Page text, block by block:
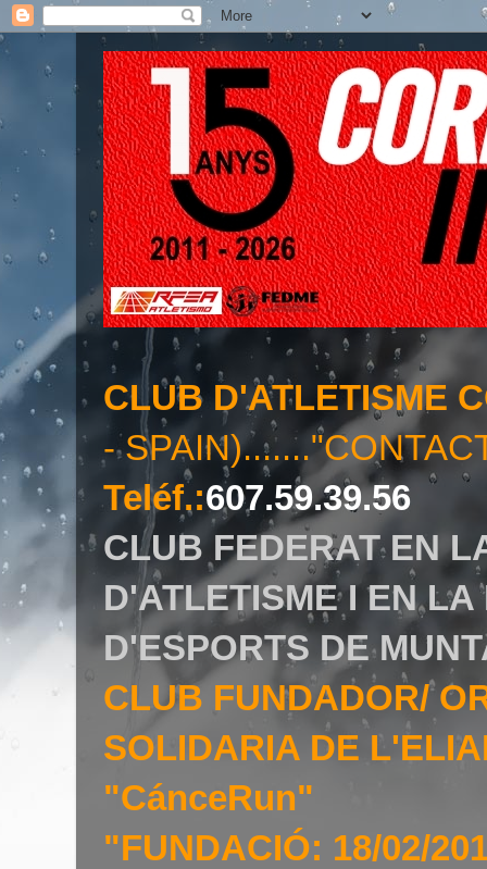
CLUB D'ATLETISME
-
Teléf.:607.59.39.56
CLUB FEDERAT EN
D'ATLETISME I EN
D'ESPORTS DE
CLUB FUNDADOR/
SOLIDARIA DE
"CánceRun"
"FUNDACIÓ: 18/02/